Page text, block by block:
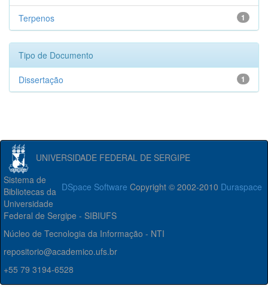
1
Terpenos
Tipo de Documento
1
Dissertação
UNIVERSIDADE FEDERAL DE SERGIPE
DSpace Software Copyright © 2002-2010 Duraspace
Sistema de
Bibliotecas da
Universidade
Federal de Sergipe - SIBIUFS
Núcleo de Tecnologia da Informação - NTI
repositorio@academico.ufs.br
+55 79 3194-6528